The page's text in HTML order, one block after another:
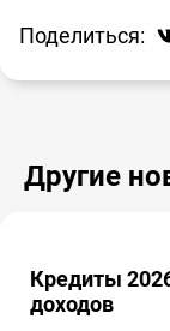
Поделиться:
Другие
Кредиты
доходов